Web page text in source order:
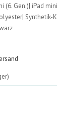
Gen.)| iPad
Synthetik-